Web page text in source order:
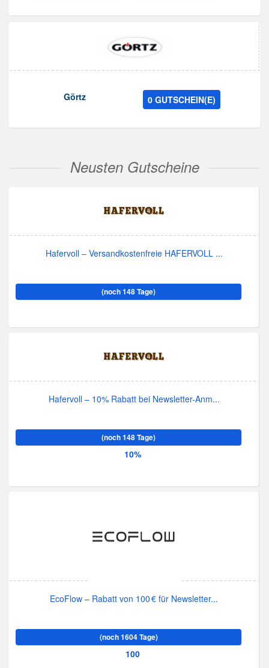
Görtz 0 GUTSCHEIN(E)
Neusten Gutscheine
Hafervoll – Versandkostenfreie HAFERVOLL ...
(noch 148 Tage)
Hafervoll – 10% Rabatt bei Newsletter-Anm...
(noch 148 Tage)
10%
EcoFlow – Rabatt von 100 € für Newsletter...
(noch 1604 Tage)
100